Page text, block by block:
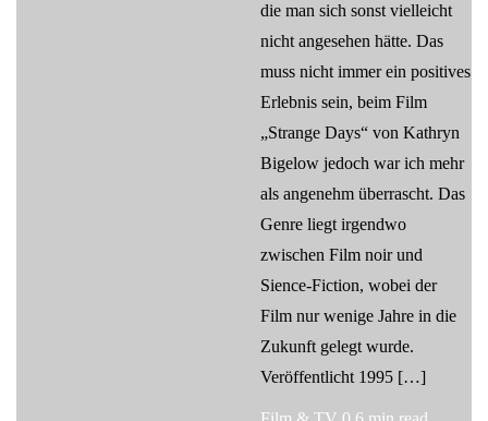
die man sich sonst vielleicht
nicht angesehen hätte. Das
muss nicht immer ein positives
Erlebnis sein, beim Film
„Strange Days“ von Kathryn
Bigelow jedoch war ich mehr
als angenehm überrascht. Das
Genre liegt irgendwo
zwischen Film noir und
Sience-Fiction, wobei der
Film nur wenige Jahre in die
Zukunft gelegt wurde.
Veröffentlicht 1995 […]